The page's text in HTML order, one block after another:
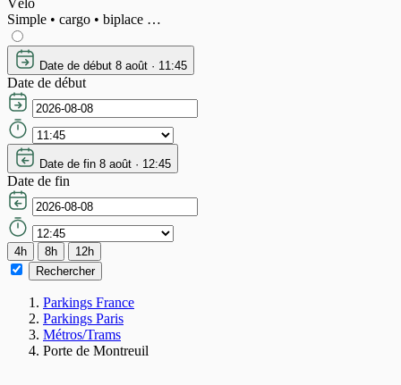
Simple • cargo • biplace …
Date de début 8 août · 11:45
Date de début
Date de fin 8 août · 12:45
Date de fin
4h 8h
12h
Rechercher
Parkings France
Parkings Paris
Métros/Trams
Porte de Montreuil